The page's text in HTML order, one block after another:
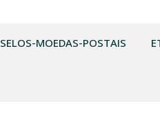
SELOS-MOEDAS-POSTAIS